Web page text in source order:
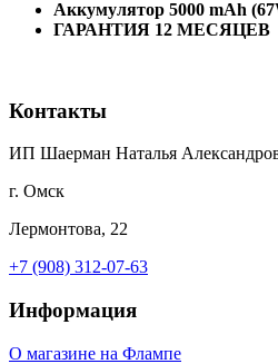
Аккумулятор 5000 mAh
ГАРАНТИЯ 12 МЕСЯЦЕВ
Контакты
ИП Шаерман Наталья
г. Омск
Лермонтова, 22
+7 (908) 312-07-63
Информация
О магазине на Флампе